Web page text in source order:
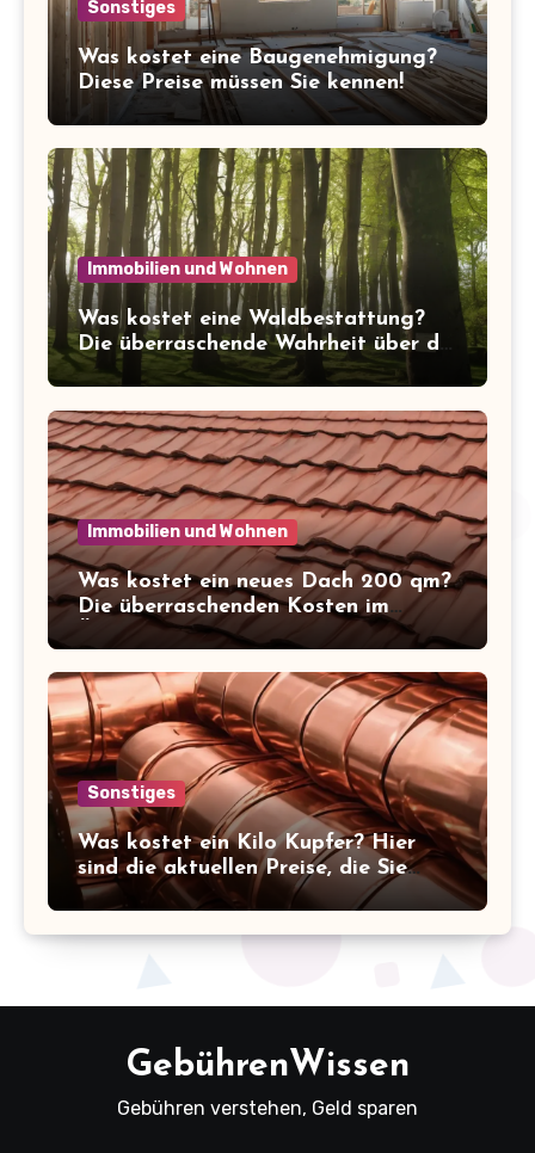
Sonstiges
Was kostet eine Baugenehmigung?
Diese Preise müssen Sie kennen!
Immobilien und Wohnen
Was kostet eine Waldbestattung?
Die überraschende Wahrheit über die
Kosten der letzten Ruhe
Immobilien und Wohnen
Was kostet ein neues Dach 200 qm?
Die überraschenden Kosten im
Überblick!
Sonstiges
Was kostet ein Kilo Kupfer? Hier
sind die aktuellen Preise, die Sie
kennen sollten!
GebührenWissen
Gebühren verstehen, Geld sparen